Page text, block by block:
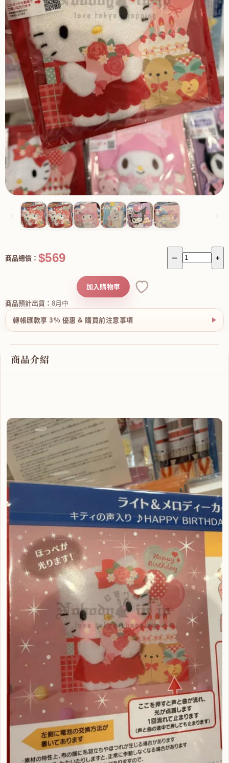
－ +
商品總價： $569
商品預計出貨： 8月中
加入購物車
轉帳匯款享 3% 優惠 & 購買前注意事項
商品介紹